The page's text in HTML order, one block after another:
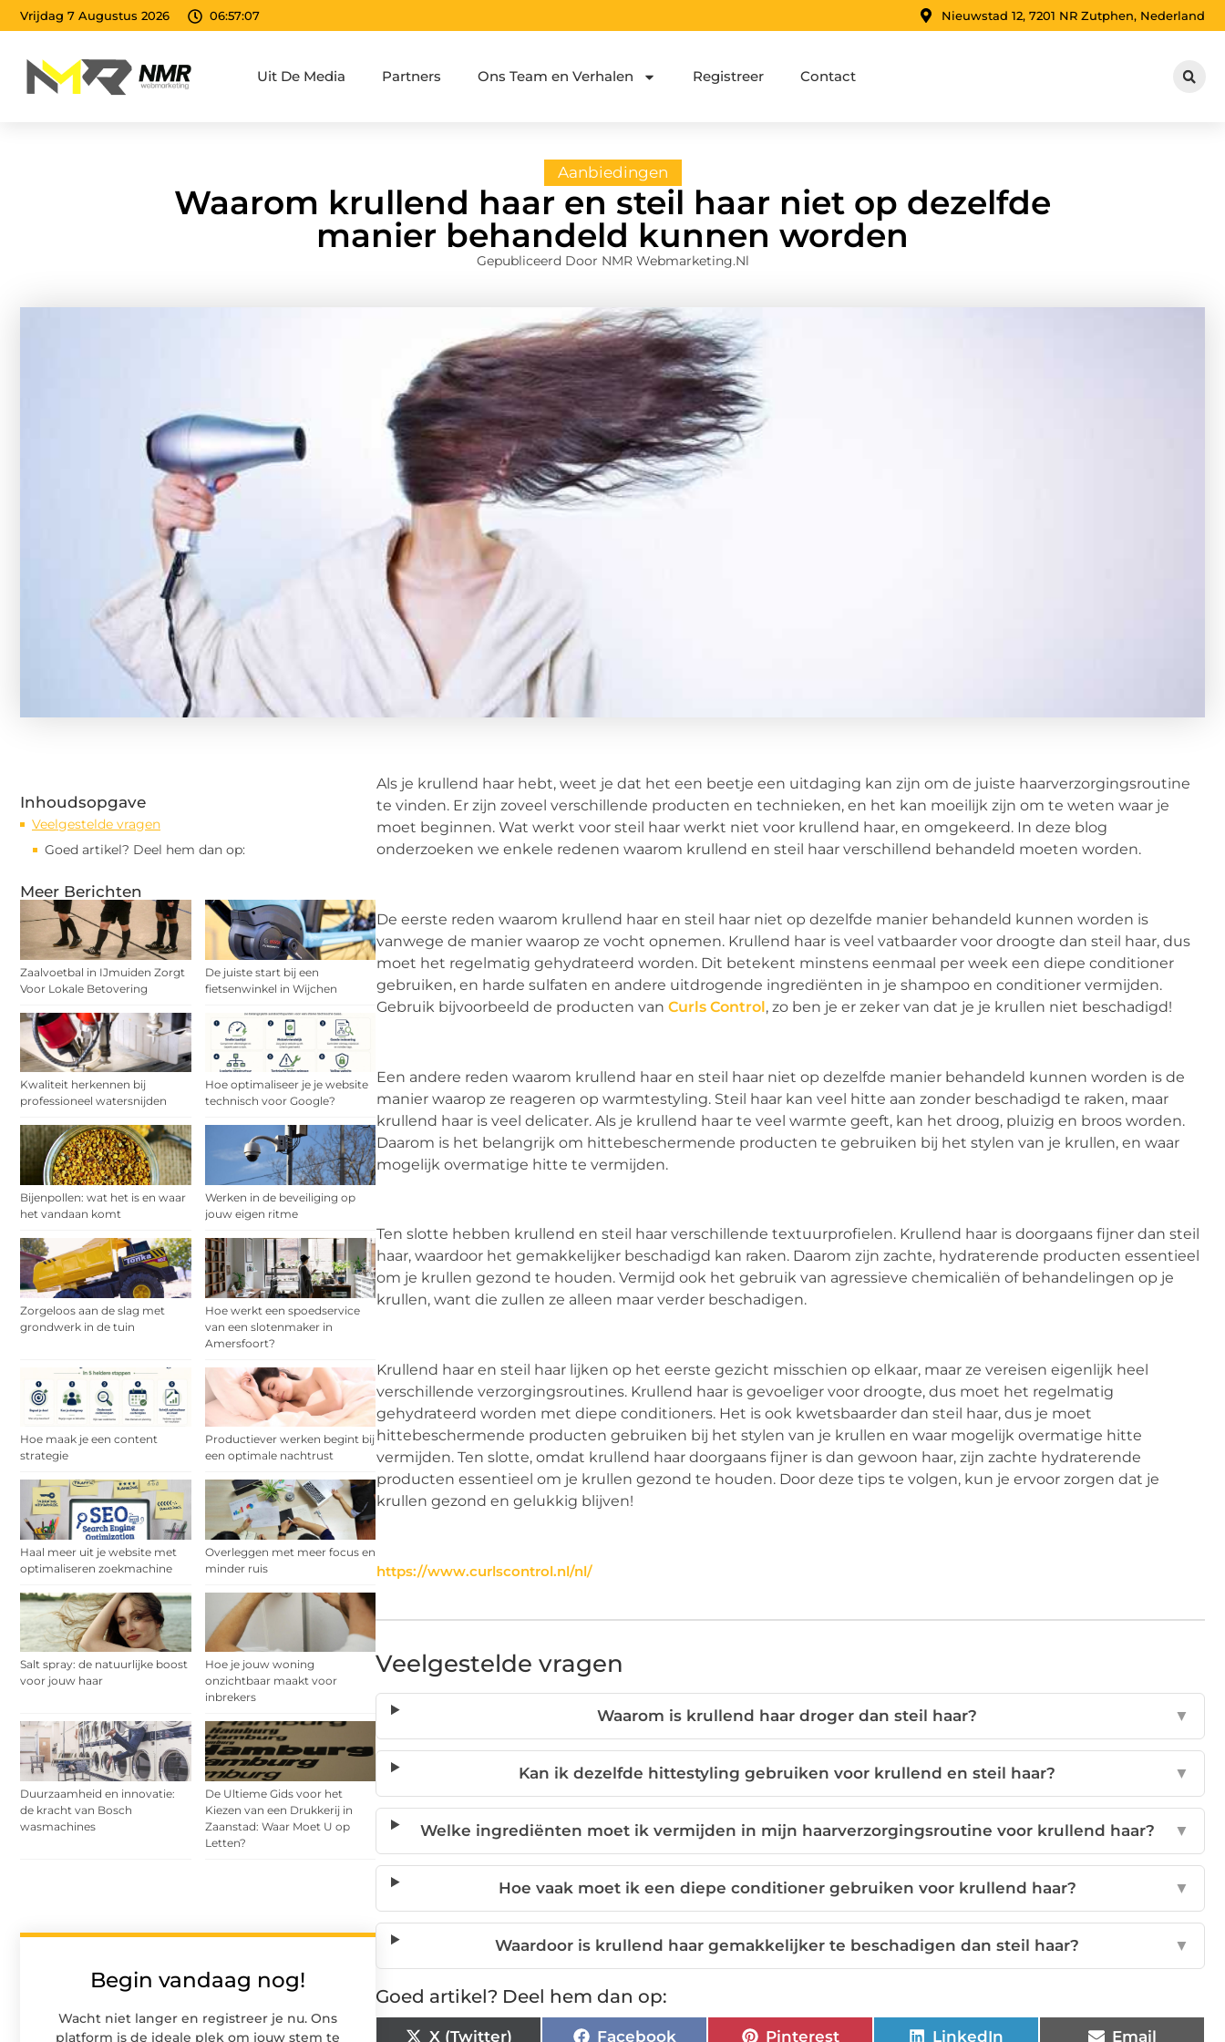
Vrijdag 7 Augustus 2026 06:57:09 Nieuwstad 12, 7201 NR Zutphen, Nederland
Uit De Media Partners Ons Team en Verhalen Registreer Contact
Aanbiedingen
Waarom krullend haar en steil haar niet op dezelfde
manier behandeld kunnen worden
Gepubliceerd Door NMR Webmarketing.nl
Inhoudsopgave
Veelgestelde vragen
Goed artikel? Deel hem dan op:
Meer Berichten
Zaalvoetbal in IJmuiden Zorgt
Voor Lokale Betovering
De juiste start bij een
fietsenwinkel in Wijchen
Kwaliteit herkennen bij
professioneel watersnijden
Hoe optimaliseer je je website
technisch voor Google?
Bijenpollen: wat het is en waar
het vandaan komt
Werken in de beveiliging op
jouw eigen ritme
Zorgeloos aan de slag met
grondwerk in de tuin
Hoe werkt een spoedservice
van een slotenmaker in
Amersfoort?
Hoe maak je een content
strategie
Productiever werken begint bij
een optimale nachtrust
Haal meer uit je website met
optimaliseren zoekmachine
Overleggen met meer focus en
minder ruis
Salt spray: de natuurlijke boost
voor jouw haar
Hoe je jouw woning
onzichtbaar maakt voor
inbrekers
Duurzaamheid en innovatie:
de kracht van Bosch
wasmachines
De Ultieme Gids voor het
Kiezen van een Drukkerij in
Zaanstad: Waar Moet U op
Letten?
Begin vandaag nog!
Wacht niet langer en registreer je nu. Ons
platform is de ideale plek om jouw stem te
Als je krullend haar hebt, weet je dat het een beetje een uitdaging kan zijn om de juiste haarverzorgingsroutine
te vinden. Er zijn zoveel verschillende producten en technieken, en het kan moeilijk zijn om te weten waar je
moet beginnen. Wat werkt voor steil haar werkt niet voor krullend haar, en omgekeerd. In deze blog
onderzoeken we enkele redenen waarom krullend en steil haar verschillend behandeld moeten worden.
De eerste reden waarom krullend haar en steil haar niet op dezelfde manier behandeld kunnen worden is
vanwege de manier waarop ze vocht opnemen. Krullend haar is veel vatbaarder voor droogte dan steil haar, dus
moet het regelmatig gehydrateerd worden. Dit betekent minstens eenmaal per week een diepe conditioner
gebruiken, en harde sulfaten en andere uitdrogende ingrediënten in je shampoo en conditioner vermijden.
Gebruik bijvoorbeeld de producten van Curls Control, zo ben je er zeker van dat je je krullen niet beschadigd!
Een andere reden waarom krullend haar en steil haar niet op dezelfde manier behandeld kunnen worden is de
manier waarop ze reageren op warmtestyling. Steil haar kan veel hitte aan zonder beschadigd te raken, maar
krullend haar is veel delicater. Als je krullend haar te veel warmte geeft, kan het droog, pluizig en broos worden.
Daarom is het belangrijk om hittebeschermende producten te gebruiken bij het stylen van je krullen, en waar
mogelijk overmatige hitte te vermijden.
Ten slotte hebben krullend en steil haar verschillende textuurprofielen. Krullend haar is doorgaans fijner dan steil
haar, waardoor het gemakkelijker beschadigd kan raken. Daarom zijn zachte, hydraterende producten essentieel
om je krullen gezond te houden. Vermijd ook het gebruik van agressieve chemicaliën of behandelingen op je
krullen, want die zullen ze alleen maar verder beschadigen.
Krullend haar en steil haar lijken op het eerste gezicht misschien op elkaar, maar ze vereisen eigenlijk heel
verschillende verzorgingsroutines. Krullend haar is gevoeliger voor droogte, dus moet het regelmatig
gehydrateerd worden met diepe conditioners. Het is ook kwetsbaarder dan steil haar, dus je moet
hittebeschermende producten gebruiken bij het stylen van je krullen en waar mogelijk overmatige hitte
vermijden. Ten slotte, omdat krullend haar doorgaans fijner is dan gewoon haar, zijn zachte hydraterende
producten essentieel om je krullen gezond te houden. Door deze tips te volgen, kun je ervoor zorgen dat je
krullen gezond en gelukkig blijven!
https://www.curlscontrol.nl/nl/
Veelgestelde vragen
Waarom is krullend haar droger dan steil haar? ▼
Kan ik dezelfde hittestyling gebruiken voor krullend en steil haar? ▼
Welke ingrediënten moet ik vermijden in mijn haarverzorgingsroutine voor krullend haar? ▼
Hoe vaak moet ik een diepe conditioner gebruiken voor krullend haar? ▼
Waardoor is krullend haar gemakkelijker te beschadigen dan steil haar? ▼
Goed artikel? Deel hem dan op:
X (Twitter) Facebook Pinterest LinkedIn Email